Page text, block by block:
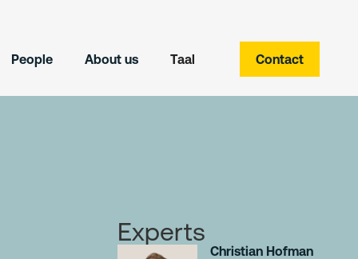
People About us Taal Contact
Experts
Christian Hofman